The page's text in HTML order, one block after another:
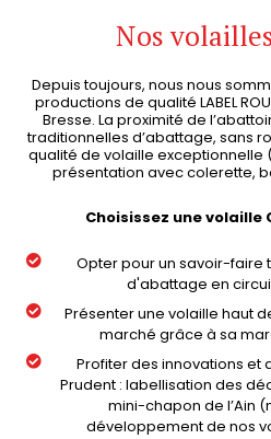
Nos
Depuis toujours, nous nous
productions de qualité LABEL
Bresse. La proximité de
traditionnelles d’abattage, sans
qualité de volaille exceptionnelle
présentation avec colerette,
Choisissez une volaille
Opter pour un savoir-
d'abattage en
Présenter une volaille haut
marché grâce à sa
Profiter des innovations et
Prudent : labellisation des
mini-chapon de l’Ain
développement de nos